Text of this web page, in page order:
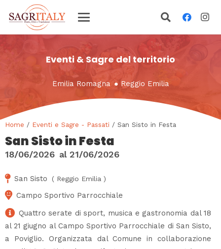
Eventi & Sagre del territorio
Emilia Romagna ● Reggio Emilia
Home / Eventi e Sagre - Passati / San Sisto in Festa
San Sisto in Festa
18/06/2026 al 21/06/2026
San Sisto ( Reggio Emilia )
Campo Sportivo Parrocchiale
Quattro serate di sport, musica e gastronomia dal 18
al 21 giugno al Campo Sportivo Parrocchiale di San Sisto,
a Poviglio. Organizzata dal Comune in collaborazione